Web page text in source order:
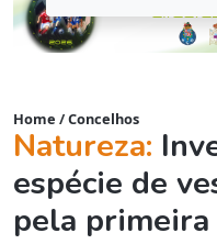
Home /Concelhos
Natureza:
espécie de
pela primeira